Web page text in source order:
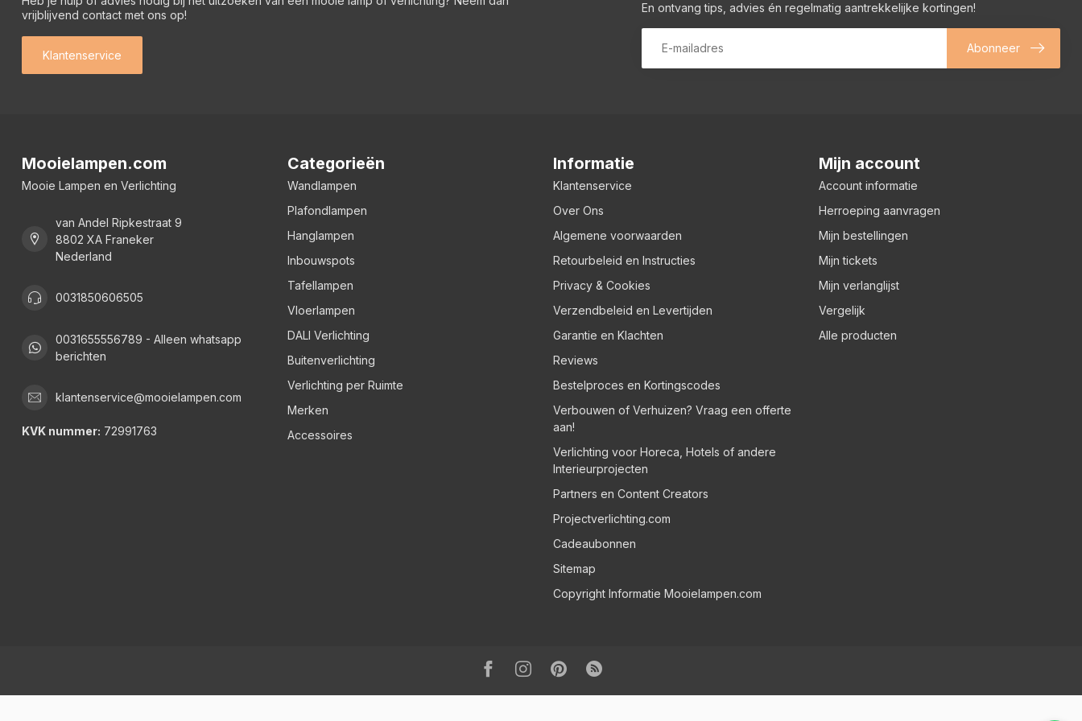
vrijblijvend contact met ons op!
Klantenservice
En ontvang tips, advies én regelmatig aantrekkelijke kortingen!
Abonneer
Mooielampen.com
Mooie Lampen en Verlichting
van Andel Ripkestraat 9
8802 XA Franeker
Nederland
0031850606505
0031655556789 - Alleen whatsapp
berichten
klantenservice@mooielampen.com
KVK nummer: 72991763
Categorieën
Wandlampen
Plafondlampen
Hanglampen
Inbouwspots
Tafellampen
Vloerlampen
DALI Verlichting
Buitenverlichting
Verlichting per Ruimte
Merken
Accessoires
Informatie
Klantenservice
Over Ons
Algemene voorwaarden
Retourbeleid en Instructies
Privacy & Cookies
Verzendbeleid en Levertijden
Garantie en Klachten
Reviews
Bestelproces en Kortingscodes
Verbouwen of Verhuizen? Vraag een offerte
aan!
Verlichting voor Horeca, Hotels of andere
Interieurprojecten
Partners en Content Creators
Projectverlichting.com
Cadeaubonnen
Sitemap
Copyright Informatie Mooielampen.com
Mijn account
Account informatie
Herroeping aanvragen
Mijn bestellingen
Mijn tickets
Mijn verlanglijst
Vergelijk
Alle producten